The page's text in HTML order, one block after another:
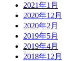
2021年1月
2020年12月
2020年2月
2019年5月
2019年4月
2018年12月